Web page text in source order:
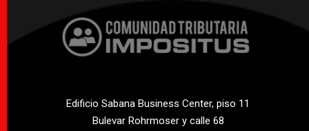
Edificio Sabana Business Center, piso 11
Bulevar Rohrmoser y calle 68